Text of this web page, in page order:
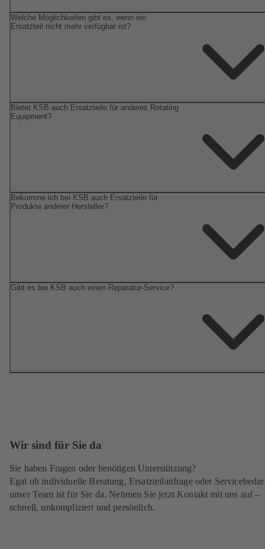
Welche Möglichkeiten gibt es, wenn ein
Ersatzteil nicht mehr verfügbar ist?
Bietet KSB auch Ersatzteile für anderes Rotating
Equipment?
Bekomme ich bei KSB auch Ersatzteile für
Produkte anderer Hersteller?
Gibt es bei KSB auch einen Reparatur-Service?
Wir sind für Sie da
Sie haben Fragen oder benötigen Unterstützung?
Egal ob individuelle Beratung, Ersatzteilanfrage oder
unser Team ist für Sie da. Nehmen Sie jetzt Kontakt mit uns auf –
schnell, unkompliziert und persönlich.